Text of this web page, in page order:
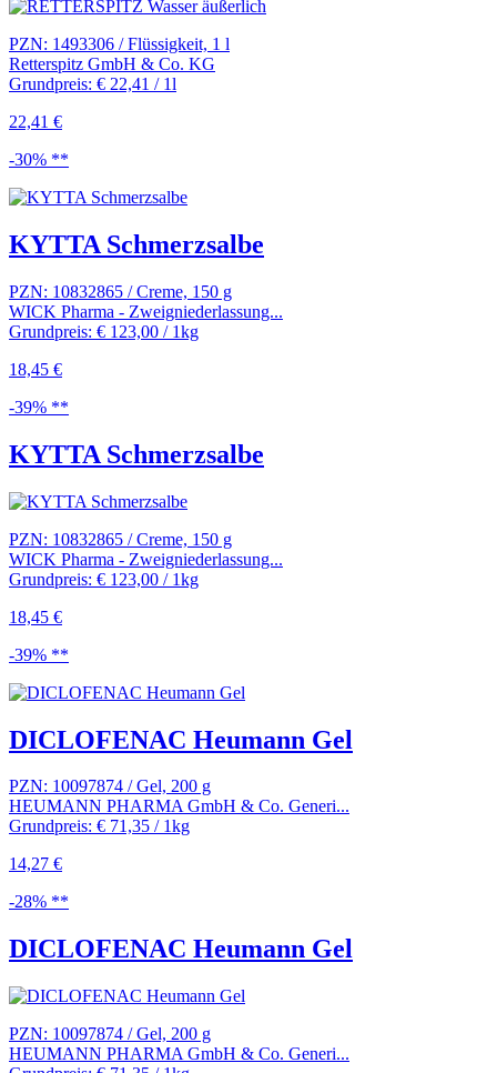
PZN: 1493306 / Flüssigkeit, 1 l
Retterspitz GmbH & Co. KG
Grundpreis: € 22,41 / 1l
22,41 €
-30% **
KYTTA Schmerzsalbe
PZN: 10832865 / Creme, 150 g
WICK Pharma - Zweigniederlassung...
Grundpreis: € 123,00 / 1kg
18,45 €
-39% **
KYTTA Schmerzsalbe
PZN: 10832865 / Creme, 150 g
WICK Pharma - Zweigniederlassung...
Grundpreis: € 123,00 / 1kg
18,45 €
-39% **
DICLOFENAC Heumann Gel
PZN: 10097874 / Gel, 200 g
HEUMANN PHARMA GmbH & Co. Generi...
Grundpreis: € 71,35 / 1kg
14,27 €
-28% **
DICLOFENAC Heumann Gel
PZN: 10097874 / Gel, 200 g
HEUMANN PHARMA GmbH & Co. Generi...